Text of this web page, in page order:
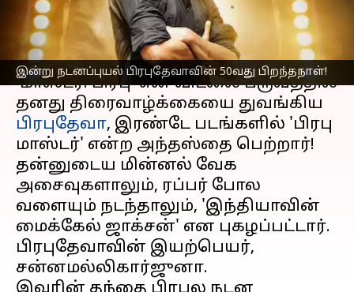
இன்று நடனப்புயல் பிரபுதேவாவின் 50வது பிறந்தநாள்!
எழுதியவர் Venkatalakshmi V Apr 03, 2023
செய்தி முன்னோட்டம்
'மாஸ்டர். பிரபு' என விடலை பருவத்தில்
தனது திரைவாழ்க்கையை துவங்கிய
பிரபுதேவா, இரண்டே படங்களில் 'பிரபு
மாஸ்டர்' என்ற அந்தஸ்தை பெற்றார்!
தன்னுடைய மின்னல் வேக
அசைவுகளாலும், ரப்பர் போல
வளையும் நடந்தாலும், 'இந்தியாவின்
மைக்கேல் ஜாக்சன்' என புகழப்பட்டார்.
பிரபுதேவாவின் இயற்பெயர்,
சன்னமல்லிகார்ஜுனா.